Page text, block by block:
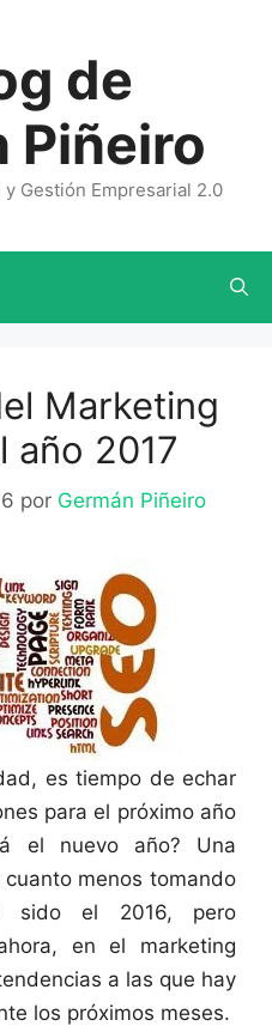
de
Piñeiro
Gestión Empresarial 2.0
Marketing
año 2017
por Germán Piñeiro
es tiempo de echar
para el próximo año
el nuevo año? Una
menos tomando
sido el 2016, pero
en el marketing
a las que hay
los próximos meses.